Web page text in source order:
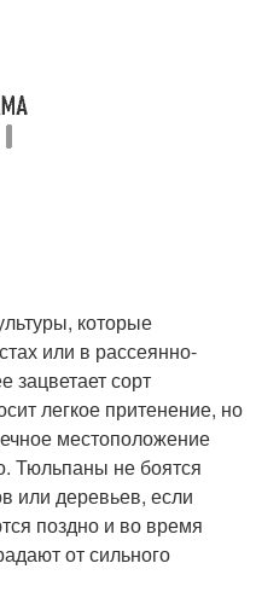
которые
или в рассеянно-
сорт
легкое притенение, но
местоположение
Тюльпаны не боятся
или деревьев, если
поздно и во время
от сильного